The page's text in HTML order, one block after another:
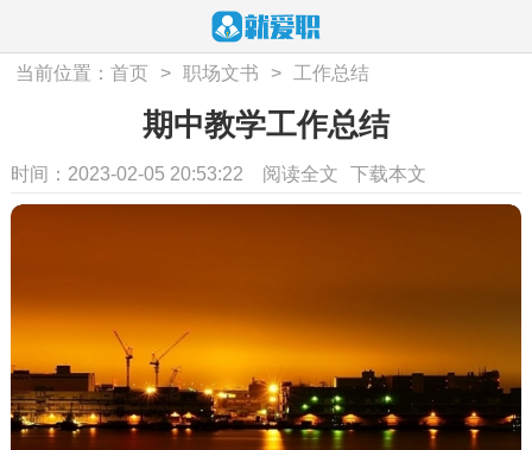
当前位置：首页 > 职场文书 > 工作总结
期中教学工作总结
时间：2023-02-05 20:53:22 阅读全文 下载本文